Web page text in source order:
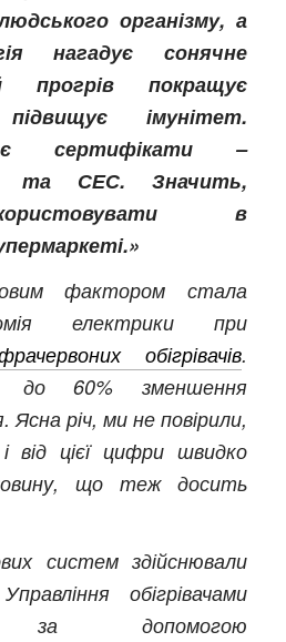
організму, а
нагадує сонячне
прогрів покращує
імунітет.
сертифікати –
та СЕС. Значить,
в
фактором стала
електрики при
обігрівачів.
до 60% зменшення
Ясна річ, ми не повірили,
цієї цифри швидко
що теж досить
систем здійснювали
обігрівачами
за допомогою